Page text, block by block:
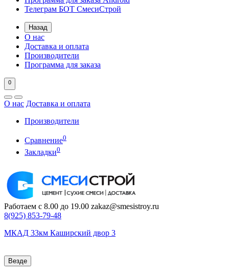
Телеграм БОТ СмесиСтрой
Назад
О нас
Доставка и оплата
Производители
Программа для заказа
0
О нас Доставка и оплата
Производители
Сравнение0
Закладки0
Работаем с 8.00 до 19.00 zakaz@smesistroy.ru
8(925) 853-79-48
МКАД 33км Каширский двор 3
Везде